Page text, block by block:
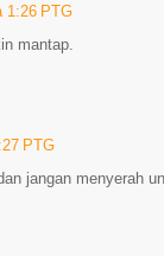
1:26 PTG
mantap.
PTG
jangan menyerah